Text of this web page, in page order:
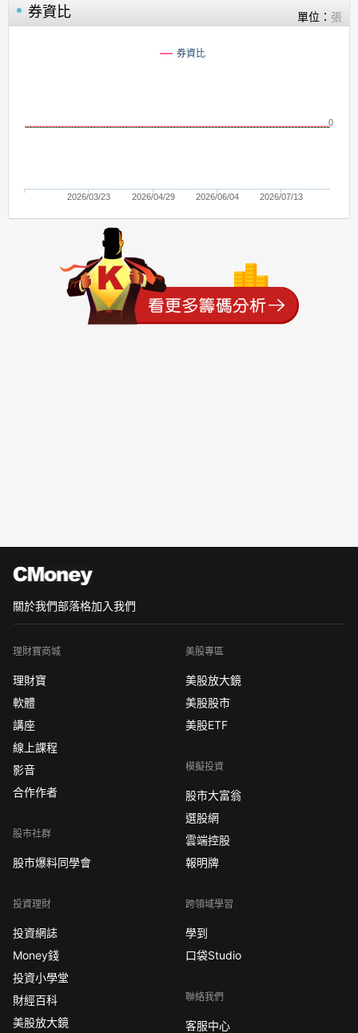
券資比 單位： 張
券資比
2026/03/23 2026/04/29 2026/06/04 2026/07/13
0
關於我們部落格加入我們
理財寶商城
理財寶
軟體
講座
線上課程
影音
合作作者
股市社群
股市爆料同學會
投資理財
投資網誌
Money錢
投資小學堂
財經百科
美股放大鏡
美股專區
美股放大鏡
美股股市
美股ETF
模擬投資
股市大富翁
選股網
雲端控股
報明牌
跨領域學習
學到
口袋Studio
聯絡我們
客服中心